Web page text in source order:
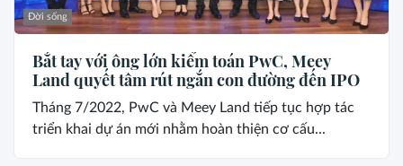
Đời sống
Bắt tay với ông lớn kiểm toán PwC, Meey
Land quyết tâm rút ngắn con đường đến IPO
Tháng 7/2022, PwC và Meey Land tiếp tục hợp tác
triển khai dự án mới nhằm hoàn thiện cơ cấu...